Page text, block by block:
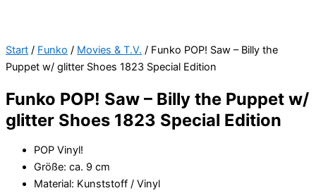
Start / Funko / Movies & T.V. / Funko POP! Saw – Billy the
Puppet w/ glitter Shoes 1823 Special Edition
Funko POP! Saw – Billy the Puppet w/
glitter Shoes 1823 Special Edition
POP Vinyl!
Größe: ca. 9 cm
Material: Kunststoff / Vinyl